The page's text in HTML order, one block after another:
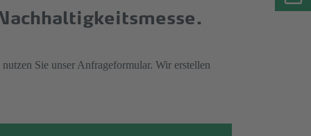
Sie unser Anfrageformular. Wir erstellen